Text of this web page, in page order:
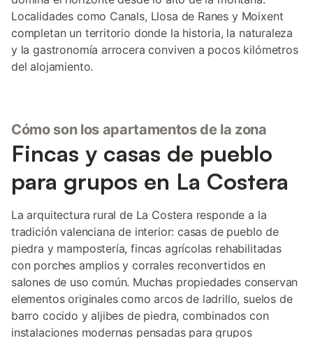
Localidades como Canals, Llosa de Ranes y Moixent
completan un territorio donde la historia, la naturaleza
y la gastronomía arrocera conviven a pocos kilómetros
del alojamiento.
Cómo son los apartamentos de la zona
Fincas y casas de pueblo
para grupos en La Costera
La arquitectura rural de La Costera responde a la
tradición valenciana de interior: casas de pueblo de
piedra y mampostería, fincas agrícolas rehabilitadas
con porches amplios y corrales reconvertidos en
salones de uso común. Muchas propiedades conservan
elementos originales como arcos de ladrillo, suelos de
barro cocido y aljibes de piedra, combinados con
instalaciones modernas pensadas para grupos